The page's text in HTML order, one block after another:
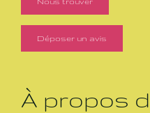
Déposer un avis
À propos